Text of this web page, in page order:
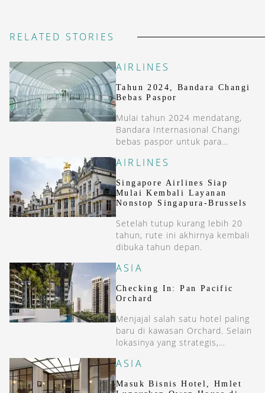
RELATED STORIES
AIRLINES
Tahun 2024, Bandara Changi
Bebas Paspor
Mulai tahun 2024 mendatang,
Bandara Internasional Changi
bebas paspor untuk para
AIRLINES
Singapore Airlines Siap
Mulai Kembali Layanan
Nonstop Singapura-Brussels
Setelah tutup kurang lebih 20
tahun, rute ini akhirnya kembali
dibuka tahun depan.
ASIA
Checking In: Pan Pacific
Orchard
Menjajal salah satu hotel paling
baru di kawasan Orchard. Selain
lokasinya yang strategis,
ASIA
Masuk Bisnis Hotel, Hmlet